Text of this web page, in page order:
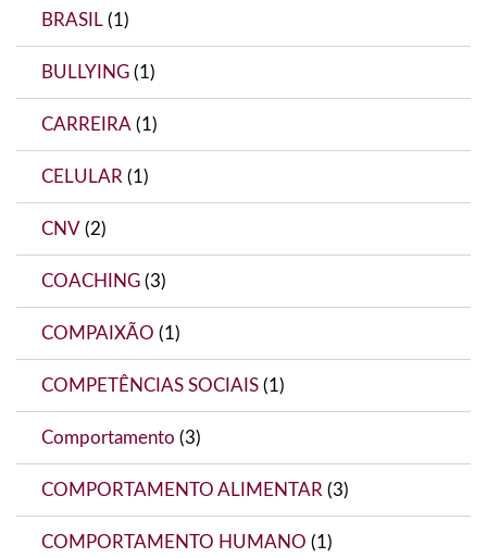
BRASIL (1)
BULLYING (1)
CARREIRA (1)
CELULAR (1)
CNV (2)
COACHING (3)
COMPAIXÃO (1)
COMPETÊNCIAS SOCIAIS (1)
Comportamento (3)
COMPORTAMENTO ALIMENTAR (3)
COMPORTAMENTO HUMANO (1)